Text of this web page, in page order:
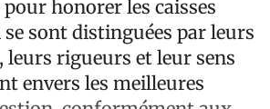
honorer les caisses
sont distinguées par leurs
leurs rigueurs et leur sens
envers les meilleures